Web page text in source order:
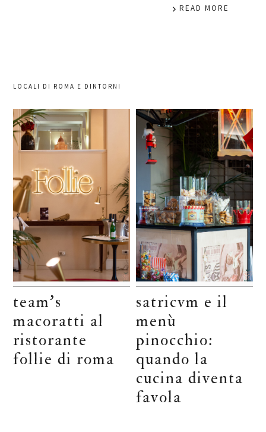
READ MORE
LOCALI DI ROMA E DINTORNI
team’s
macoratti al
ristorante
follie di roma
satricvm e il
menù
pinocchio:
quando la
cucina diventa
favola